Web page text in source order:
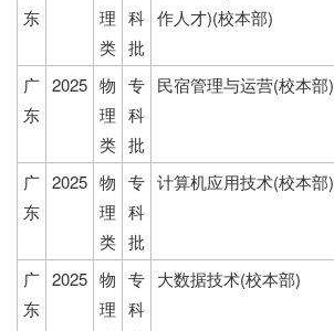
东
理
类
科
批
作人才)(校本部)
广
东
2025 物
理
类
专
科
批
民宿管理与运营(校本部)
广
东
2025 物
理
类
专
科
批
计算机应用技术(校本部)
广
东
2025 物
理
专
科
大数据技术(校本部)